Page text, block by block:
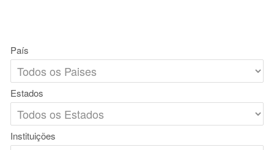
País
Estados
Instituições